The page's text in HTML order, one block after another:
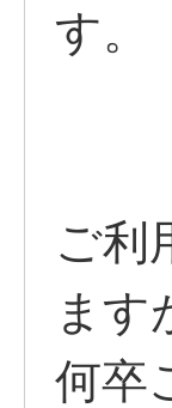
す。
ご利
ます
何卒